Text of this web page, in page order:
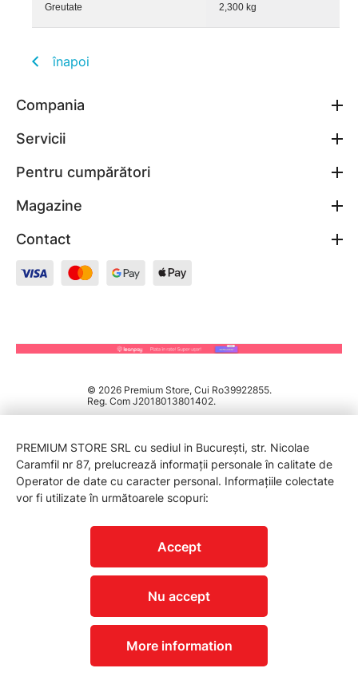
Greutate 2,300 kg
înapoi
Compania
Servicii
Pentru cumpărători
Magazine
Contact
© 2026 Premium Store, Cui Ro39922855.
Reg. Com J2018013801402.
PREMIUM STORE SRL cu sediul in București, str. Nicolae
Caramfil nr 87, prelucrează informații personale în calitate de
Operator de date cu caracter personal. Informațiile colectate
vor fi utilizate în următoarele scopuri:
Accept
Nu accept
More information